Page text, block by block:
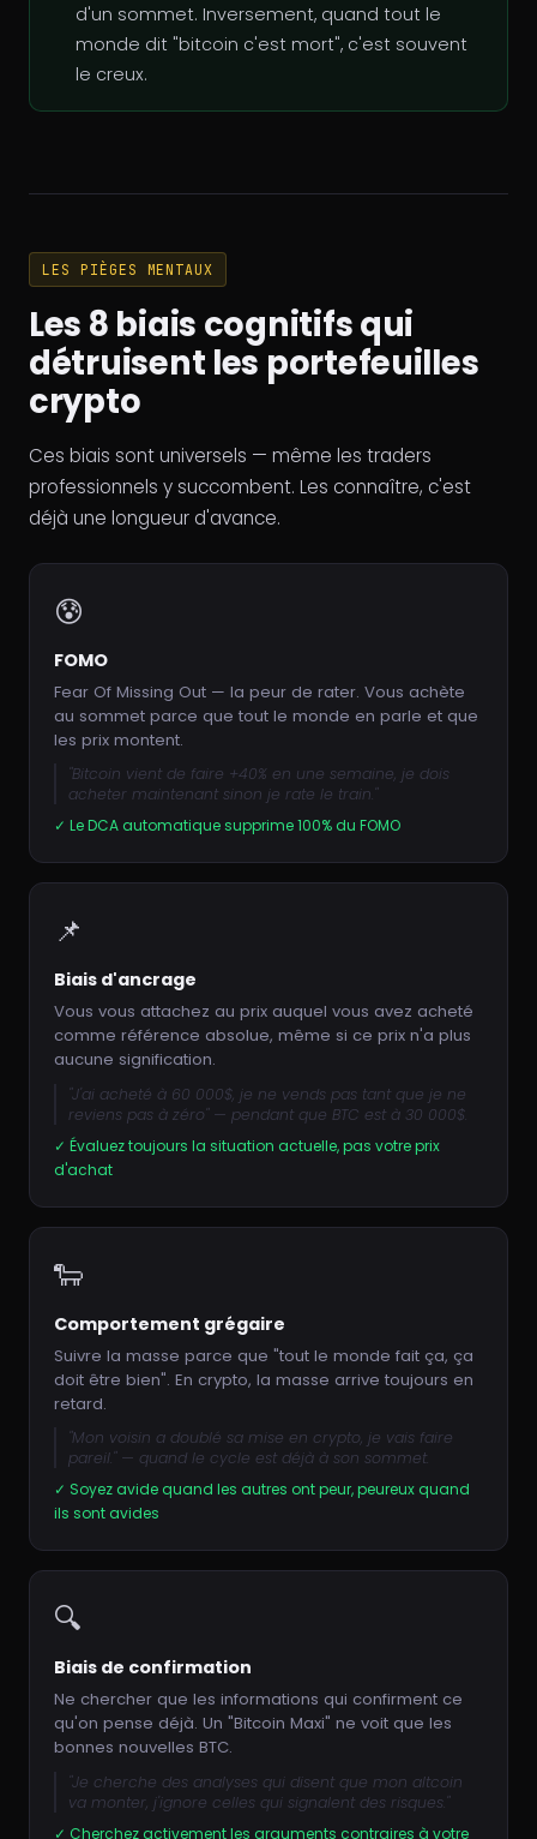
d'un sommet. Inversement, quand tout le
monde dit "bitcoin c'est mort", c'est souvent
le creux.
LES PIÈGES MENTAUX
Les 8 biais cognitifs qui
détruisent les portefeuilles
crypto
Ces biais sont universels — même les traders
professionnels y succombent. Les connaître, c'est
déjà une longueur d'avance.
😰
FOMO
Fear Of Missing Out — la peur de rater. Vous achète
au sommet parce que tout le monde en parle et que
les prix montent.
"Bitcoin vient de faire +40% en une semaine, je dois
acheter maintenant sinon je rate le train."
✓ Le DCA automatique supprime 100% du FOMO
📌
Biais d'ancrage
Vous vous attachez au prix auquel vous avez acheté
comme référence absolue, même si ce prix n'a plus
aucune signification.
"J'ai acheté à 60 000$, je ne vends pas tant que je ne
reviens pas à zéro" — pendant que BTC est à 30 000$.
✓ Évaluez toujours la situation actuelle, pas votre prix
d'achat
🐑
Comportement grégaire
Suivre la masse parce que "tout le monde fait ça, ça
doit être bien". En crypto, la masse arrive toujours en
retard.
"Mon voisin a doublé sa mise en crypto, je vais faire
pareil." — quand le cycle est déjà à son sommet.
✓ Soyez avide quand les autres ont peur, peureux quand
ils sont avides
🔍
Biais de confirmation
Ne chercher que les informations qui confirment ce
qu'on pense déjà. Un "Bitcoin Maxi" ne voit que les
bonnes nouvelles BTC.
"Je cherche des analyses qui disent que mon altcoin
va monter, j'ignore celles qui signalent des risques."
✓ Cherchez activement les arguments contraires à votre